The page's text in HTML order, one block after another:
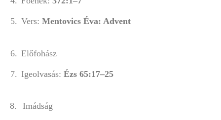
5. Vers: Mentovics Éva: AdventPrém
6.
7. Igeolvasás: Ézs
8.